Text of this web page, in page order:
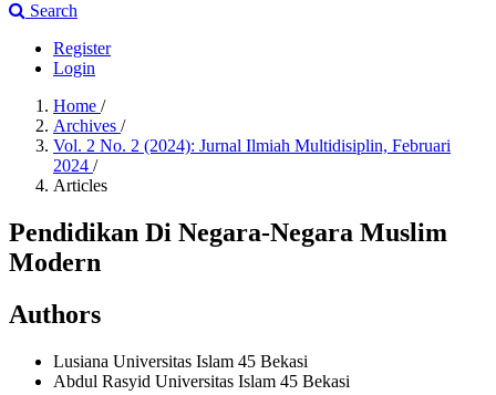
Search
Register
Login
Home /
Archives /
Vol. 2 No. 2 (2024): Jurnal Ilmiah Multidisiplin, Februari
2024 /
Articles
Pendidikan Di Negara-Negara Muslim
Modern
Authors
Lusiana Universitas Islam 45 Bekasi
Abdul Rasyid Universitas Islam 45 Bekasi